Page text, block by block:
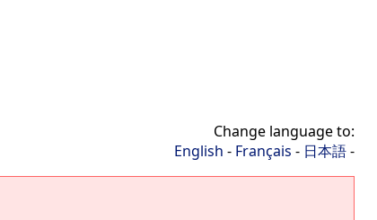
Change language to:
English - Français - 日本語-